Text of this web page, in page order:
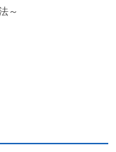
～